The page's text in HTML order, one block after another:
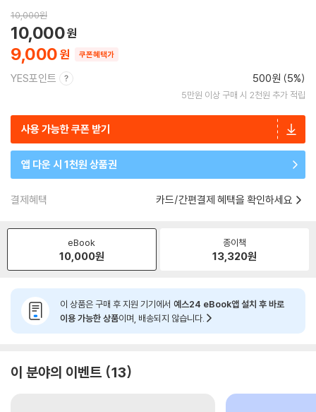
10,000원
9,000
10,000
쿠폰혜택가
YES포인트 500원 (5%)
5만원 이상 구매 시 2천원 추가 적립
사용 가능한 쿠폰 받기
앱 다운 시 1천원 상품권
결제혜택 카드/간편결제 혜택을 확인하세요
eBook
10,000원
종이책
13,320원
이 상품은 구매 후 지원 기기에서 예스24 eBook앱 설치 후 바로
이용 가능한 상품이며, 배송되지 않습니다.
이 분야의 이벤트 13